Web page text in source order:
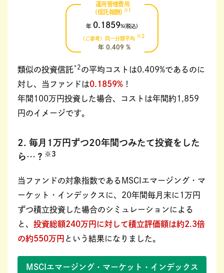
運用管理費用
（信託報酬）※1
年 0.1859%(税込)
（ご参考）同一分類平均 ※2
年 0.409 %
類似の投資信託*2の平均コストは0.409%であるのに
対し、当ファンドは0.1859% ！
年間100万円投資した場合、コストは年間約1,859
円のイメージです。
2. 毎月1万円ずつ20年間つみたて投資をした
ら…？ ※3
当ファンドの対象指数であるMSCIエマージング・マ
ーケット・インデックスに、20年間毎月末に1万円
ずつ積立投資した場合のシミュレーションによる
と、 投資総額240万円に対して積立評価額は約2.3倍
の約550万円 という結果になりました。
MSCIエマージング・マーケット・インデックス